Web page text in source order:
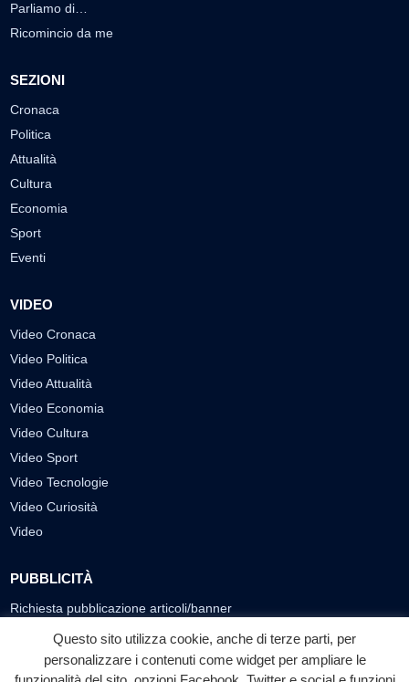
Parliamo di…
Ricomincio da me
SEZIONI
Cronaca
Politica
Attualità
Cultura
Economia
Sport
Eventi
VIDEO
Video Cronaca
Video Politica
Video Attualità
Video Economia
Video Cultura
Video Sport
Video Tecnologie
Video Curiosità
Video
PUBBLICITÀ
Richiesta pubblicazione articoli/banner
SEGUICI SUI SOCIAL
Questo sito utilizza cookie, anche di terze parti, per
personalizzare i contenuti come widget per ampliare le